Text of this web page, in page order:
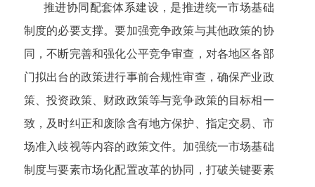
推进协同配套体系建设，是推进统一市场基础
制度的必要支撑。要加强竞争政策与其他政策的协
同，不断完善和强化公平竞争审查，对各地区各部
门拟出台的政策进行事前合规性审查，确保产业政
策、投资政策、财政政策等与竞争政策的目标相一
致，及时纠正和废除含有地方保护、指定交易、市
场准入歧视等内容的政策文件。加强统一市场基础
制度与要素市场化配置改革的协同，打破关键要素